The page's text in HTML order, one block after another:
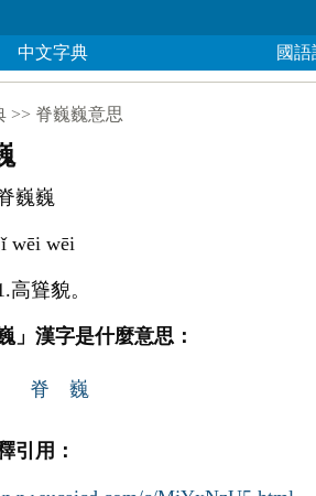
中文字典 國
>> 脊巍巍意思
巍巍
wēi wēi
高聳貌。
」漢字是什麼意思：
脊 巍
引用：